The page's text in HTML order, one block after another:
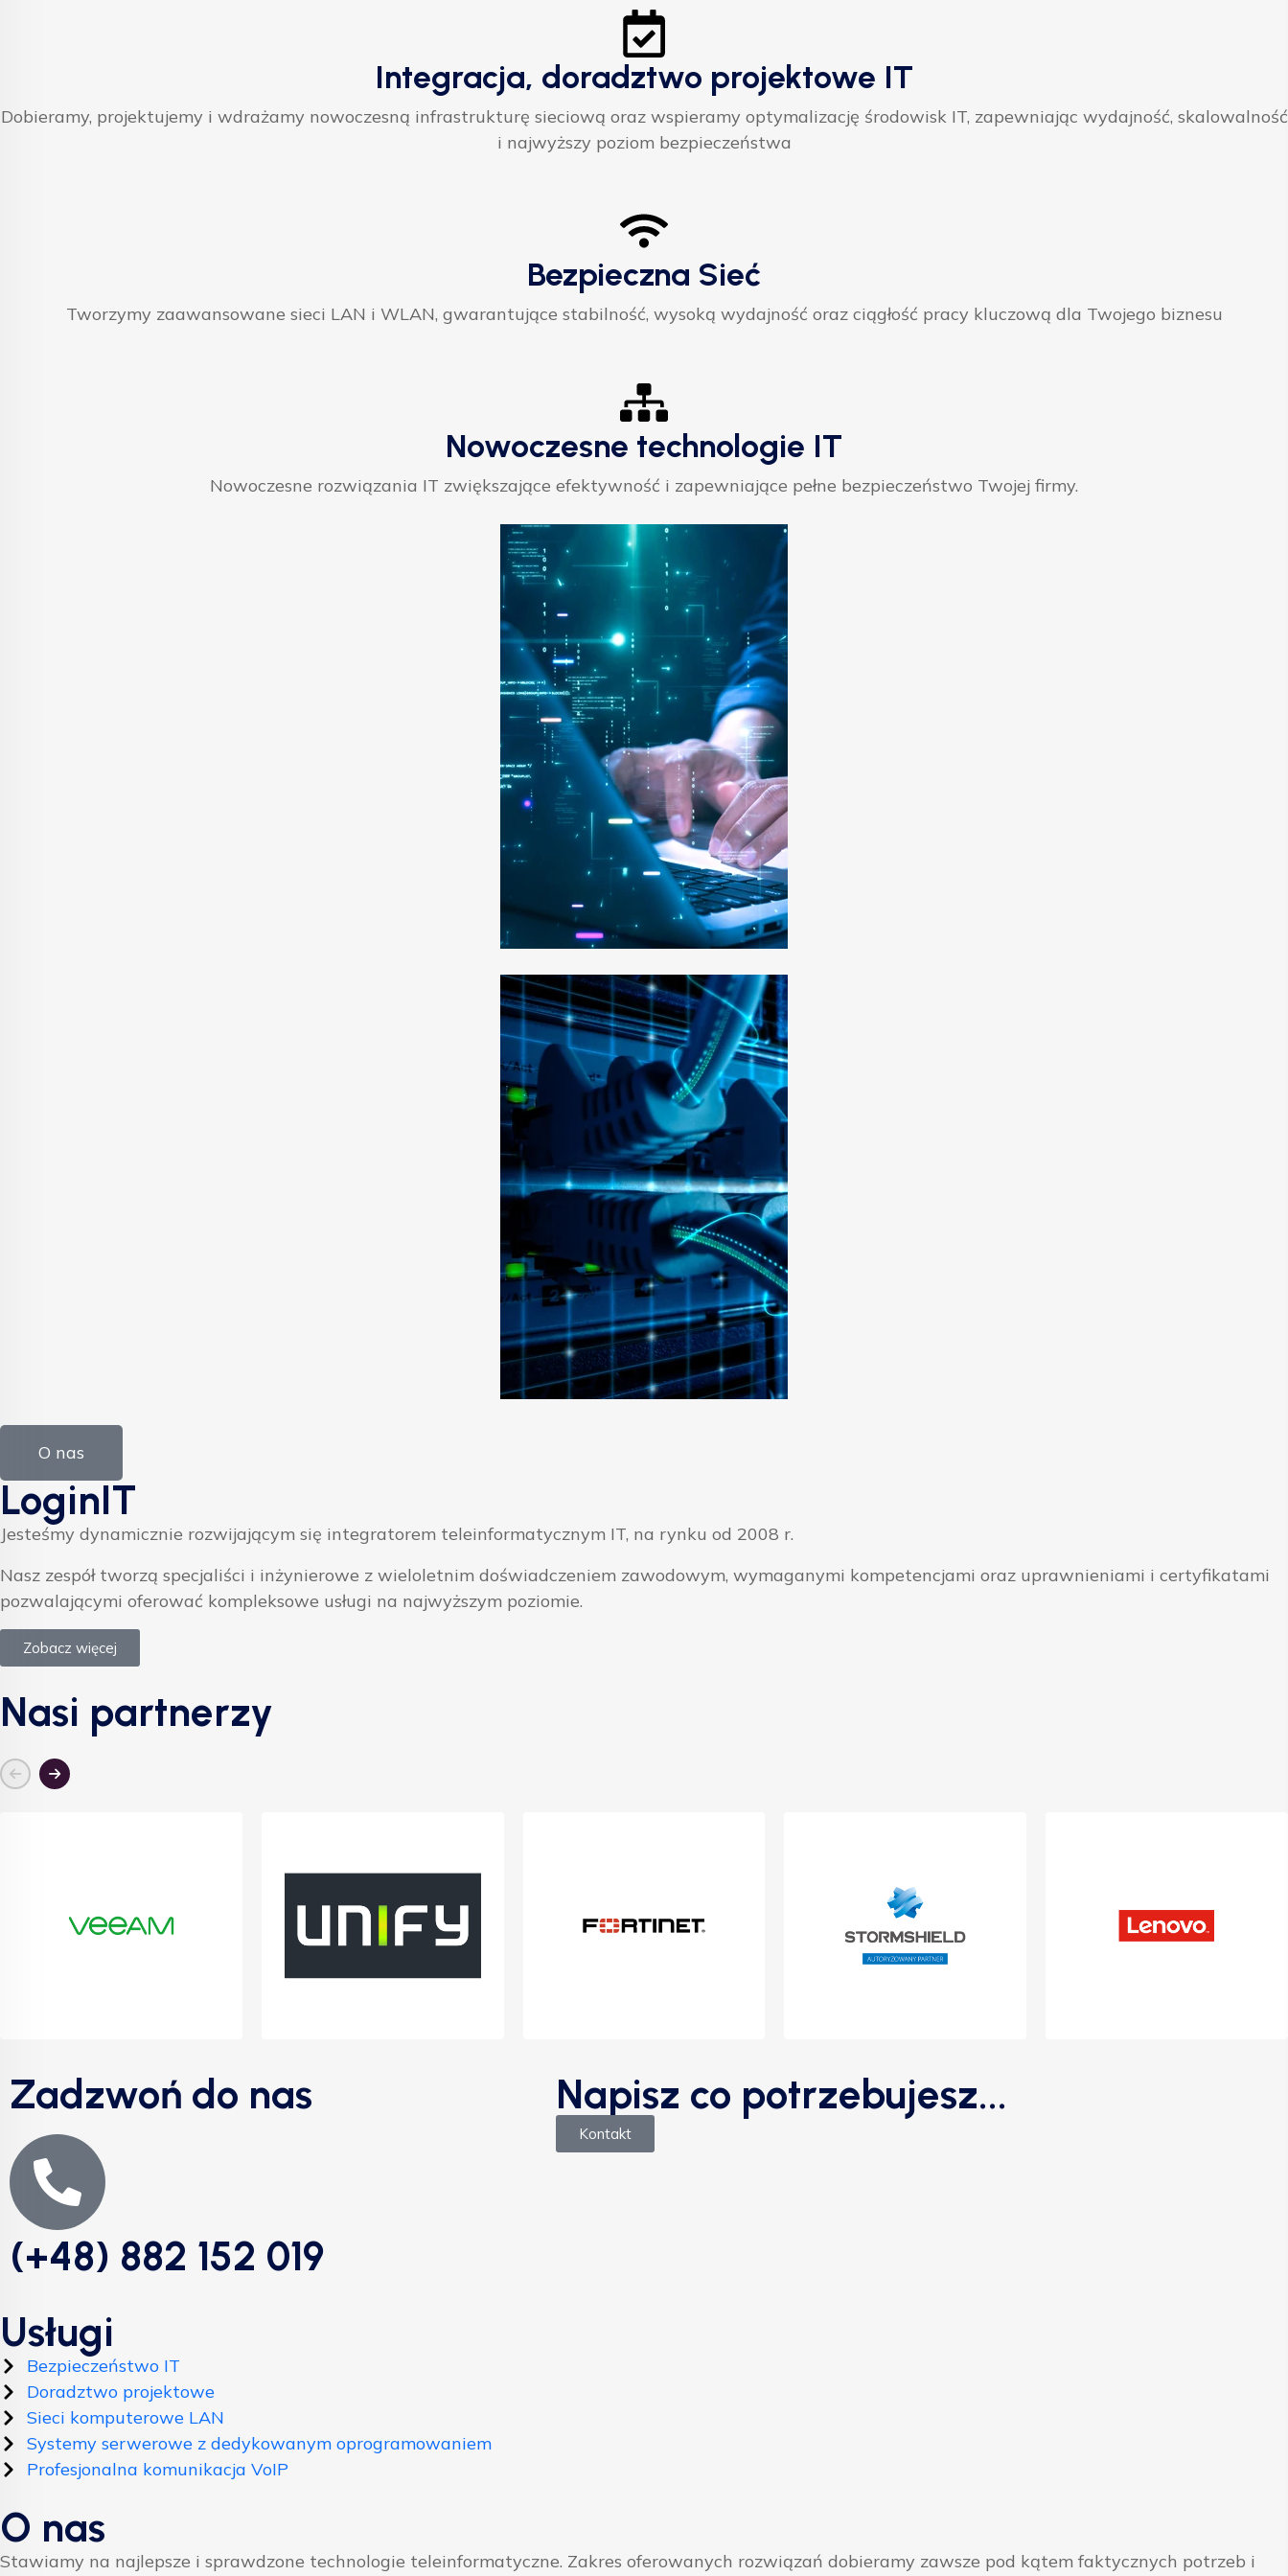
Integracja, doradztwo projektowe IT
Dobieramy, projektujemy i wdrażamy nowoczesną infrastrukturę sieciową oraz wspieramy optymalizację środowisk IT, zapewniając wydajność, skalowalność
i najwyższy poziom bezpieczeństwa
Bezpieczna Sieć
Tworzymy zaawansowane sieci LAN i WLAN, gwarantujące stabilność, wysoką wydajność oraz ciągłość pracy kluczową dla Twojego biznesu
Nowoczesne technologie IT
Nowoczesne rozwiązania IT zwiększające efektywność i zapewniające pełne bezpieczeństwo Twojej firmy.
O nas
LoginIT
Jesteśmy dynamicznie rozwijającym się integratorem teleinformatycznym IT, na rynku od 2008 r.
Nasz zespół tworzą specjaliści i inżynierowe z wieloletnim doświadczeniem zawodowym, wymaganymi kompetencjami oraz uprawnieniami i certyfikatami
pozwalającymi oferować kompleksowe usługi na najwyższym poziomie.
Zobacz więcej
Nasi partnerzy
Zadzwoń do nas
(+48) 882 152 019
Napisz co potrzebujesz...
Kontakt
Usługi
Bezpieczeństwo IT
Doradztwo projektowe
Sieci komputerowe LAN
Systemy serwerowe z dedykowanym oprogramowaniem
Profesjonalna komunikacja VoIP
O nas
Stawiamy na najlepsze i sprawdzone technologie teleinformatyczne. Zakres oferowanych rozwiązań dobieramy zawsze pod kątem faktycznych potrzeb i